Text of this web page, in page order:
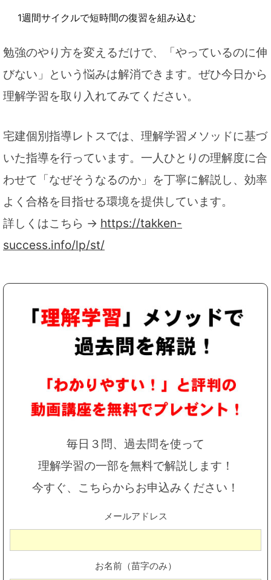
1週間サイクルで短時間の復習を組み込む
勉強のやり方を変えるだけで、「やっているのに伸
びない」という悩みは解消できます。ぜひ今日から
理解学習を取り入れてみてください。
宅建個別指導レトスでは、理解学習メソッドに基づ
いた指導を行っています。一人ひとりの理解度に合
わせて「なぜそうなるのか」を丁寧に解説し、効率
よく合格を目指せる環境を提供しています。
詳しくはこちら → https://takken-
success.info/lp/st/
毎日３問、過去問を使って
理解学習の一部を無料で解説します！
今すぐ、こちらからお申込みください！
メールアドレス
お名前（苗字のみ）